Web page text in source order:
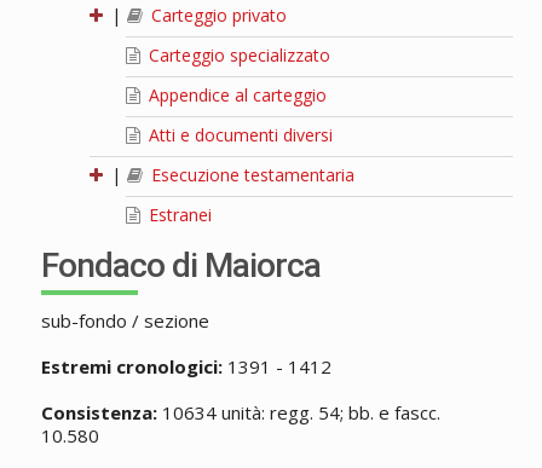
|
Carteggio privato
Carteggio specializzato
Appendice al carteggio
Atti e documenti diversi
|
Esecuzione testamentaria
Estranei
Fondaco di Maiorca
sub-fondo / sezione
Estremi cronologici:1391 - 1412
Consistenza:10634 unità: regg. 54; bb. e fascc.
10.580